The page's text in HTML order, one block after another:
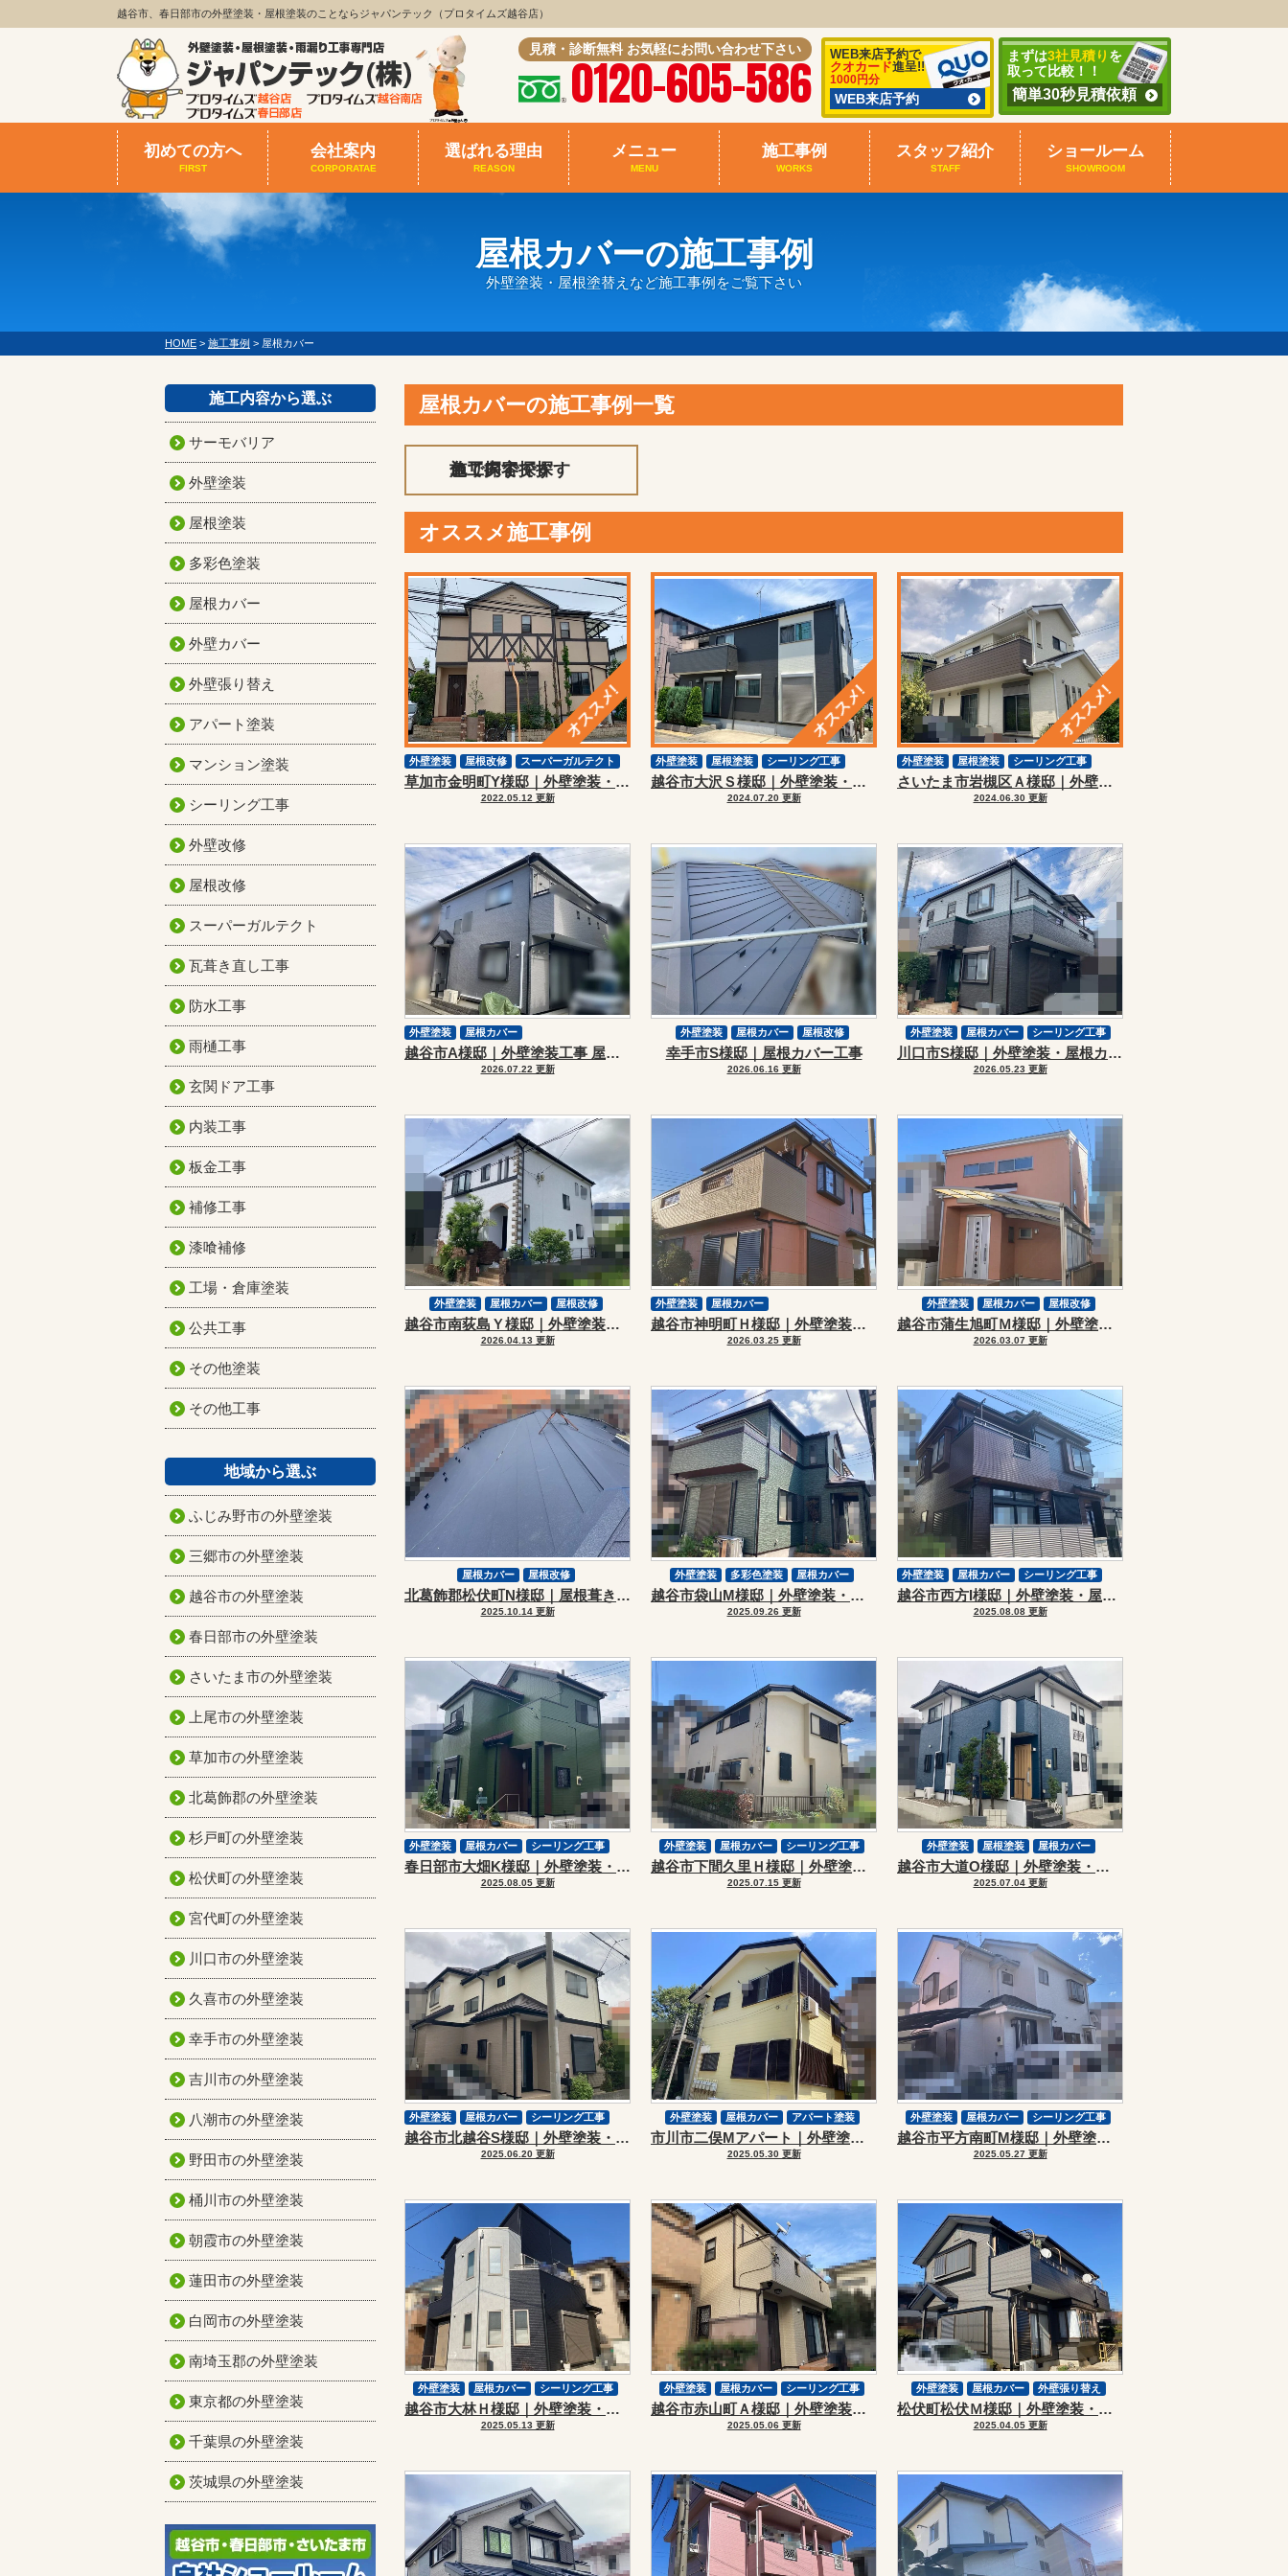
越谷市、春日部市の外壁塗装・屋根塗装のことならジャパンテック（プロタイムズ越谷店）
見積・診断無料 お気軽にお問い合わせ下さい
0120-605-586
WEB来店予約で
クオカード進呈!!
1000円分
WEB来店予約
まずは3社見積り を
取って比較！！
簡単30秒見積依頼
初めての方へ
FIRST
会社案内
CORPORATAE
選ばれる理由
REASON
メニュー
MENU
施工事例
WORKS
スタッフ紹介
STAFF
ショールーム
SHOWROOM
屋根カバーの施工事例
外壁塗装・屋根塗替えなど施工事例をご覧下さい
HOME > 施工事例 > 屋根カバー
屋根カバーの施工事例一覧
施工内容で探す
エリアで探す
色で探す
オススメ施工事例
草加市金明町Y様邸｜外壁塗装・屋根カバーリフォーム
2022.05.12 更新
外壁塗装 屋根改修 スーパーガルテクト
越谷市大沢Ｓ様邸｜外壁塗装・屋根塗装リフォーム
2024.07.20 更新
外壁塗装 屋根塗装 シーリング工事
さいたま市岩槻区Ａ様邸｜外壁塗装・屋根塗装リフォーム
2024.06.30 更新
外壁塗装 屋根塗装 シーリング工事
越谷市A様邸｜外壁塗装工事 屋根カバー工事
2026.07.22 更新
外壁塗装 屋根カバー
幸手市S様邸｜屋根カバー工事
2026.06.16 更新
外壁塗装 屋根カバー
屋根改修
スーパーガルテクト
川口市S様邸｜外壁塗装・屋根カバーリフォーム
2026.05.23 更新
外壁塗装 屋根カバー
シーリング工事
屋根改修
スーパーガルテクト
越谷市南荻島Ｙ様邸｜外壁塗装・屋根カバーリフォーム
2026.04.13 更新
外壁塗装 屋根カバー
屋根改修
スーパーガルテクト
越谷市神明町Ｈ様邸｜外壁塗装・屋根カバーリフォーム工事
2026.03.25 更新
外壁塗装 屋根カバー
越谷市蒲生旭町Ｍ様邸｜外壁塗装・屋根カバーリフォーム
2026.03.07 更新
外壁塗装 屋根カバー
屋根改修
スーパーガルテクト
北葛飾郡松伏町N様邸｜屋根葺き替え工事
2025.10.14 更新
屋根カバー
屋根改修
スーパーガルテクト
越谷市袋山M様邸｜外壁塗装・屋根カバーリフォーム
2025.09.26 更新
外壁塗装 多彩色塗装
屋根カバー
シーリング工事
越谷市西方I様邸｜外壁塗装・屋根カバーリフォーム
2025.08.08 更新
外壁塗装 屋根カバー シーリング工事
春日部市大畑K様邸｜外壁塗装・屋根カバーリフォーム
2025.08.05 更新
外壁塗装 屋根カバー シーリング工事
越谷市下間久里Ｈ様邸｜外壁塗装・屋根カバーリフォーム
2025.07.15 更新
外壁塗装 屋根カバー
シーリング工事
スーパーガルテクト
越谷市大道O様邸｜外壁塗装・屋根カバーリフォーム
2025.07.04 更新
外壁塗装 屋根塗装
屋根カバー
スーパーガルテクト
越谷市北越谷S様邸｜外壁塗装・屋根カバーリフォーム
2025.06.20 更新
外壁塗装 屋根カバー シーリング工事
市川市二俣Mアパート｜外壁塗装・屋根カバーリフォーム
2025.05.30 更新
外壁塗装 屋根カバー
アパート塗装
シーリング工事
補修工事 越谷市平方南町M様邸｜外壁塗装・屋根カバーリフォーム
2025.05.27 更新
外壁塗装 屋根カバー
シーリング工事
スーパーガルテクト
越谷市大林Ｈ様邸｜外壁塗装・屋根カバーリフォーム
2025.05.13 更新
外壁塗装 屋根カバー
シーリング工事
屋根改修
スーパーガルテクト 防水工事 越谷市赤山町Ａ様邸｜外壁塗装・屋根カバーリフォーム
2025.05.06 更新
外壁塗装 屋根カバー
シーリング工事
屋根改修
スーパーガルテクト 松伏町松伏Ｍ様邸｜外壁塗装・屋根カバーリフォーム
2025.04.05 更新
外壁塗装 屋根カバー
外壁張り替え
シーリング工事
屋根改修
スーパーガルテクト
施工内容から選ぶ
サーモバリア
外壁塗装
屋根塗装
多彩色塗装
屋根カバー
外壁カバー
外壁張り替え
アパート塗装
マンション塗装
シーリング工事
外壁改修
屋根改修
スーパーガルテクト
瓦葺き直し工事
防水工事
雨樋工事
玄関ドア工事
内装工事
板金工事
補修工事
漆喰補修
工場・倉庫塗装
公共工事
その他塗装
その他工事
地域から選ぶ
ふじみ野市の外壁塗装
三郷市の外壁塗装
越谷市の外壁塗装
春日部市の外壁塗装
さいたま市の外壁塗装
上尾市の外壁塗装
草加市の外壁塗装
北葛飾郡の外壁塗装
杉戸町の外壁塗装
松伏町の外壁塗装
宮代町の外壁塗装
川口市の外壁塗装
久喜市の外壁塗装
幸手市の外壁塗装
吉川市の外壁塗装
八潮市の外壁塗装
野田市の外壁塗装
桶川市の外壁塗装
朝霞市の外壁塗装
蓮田市の外壁塗装
白岡市の外壁塗装
南埼玉郡の外壁塗装
東京都の外壁塗装
千葉県の外壁塗装
茨城県の外壁塗装